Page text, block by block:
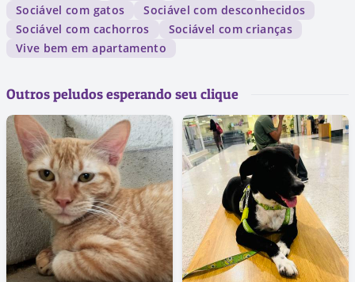
Sociável com gatos
Sociável com desconhecidos
Sociável com cachorros
Sociável com crianças
Vive bem em apartamento
Outros peludos esperando seu clique